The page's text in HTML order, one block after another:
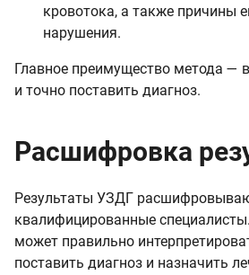
кровотока, а также причины
нарушения.
Главное преимущество метода —
и точно поставить диагноз.
Расшифровка
Результаты УЗДГ
квалифицированные
может правильно
поставить диагноз и назначить